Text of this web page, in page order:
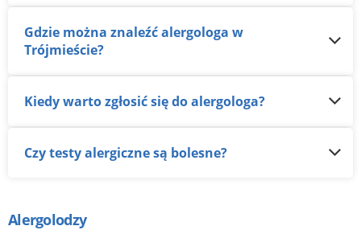
Gdzie można znaleźć alergologa w
Trójmieście?
Kiedy warto zgłosić się do alergologa?
Czy testy alergiczne są bolesne?
Alergolodzy